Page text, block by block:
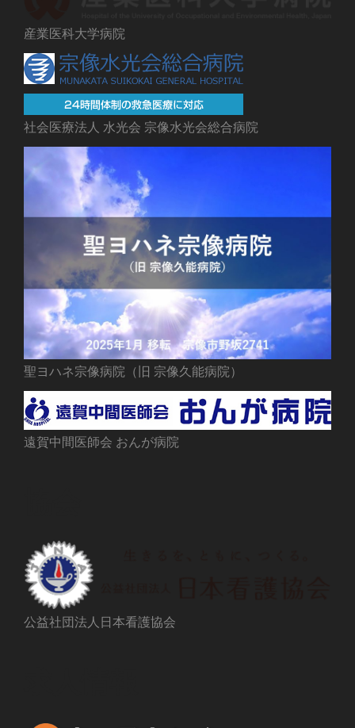
産業医科大学病院
社会医療法人 水光会 宗像水光会総合病院
聖ヨハネ宗像病院（旧 宗像久能病院）
遠賀中間医師会 おんが病院
公益社団法人日本看護協会